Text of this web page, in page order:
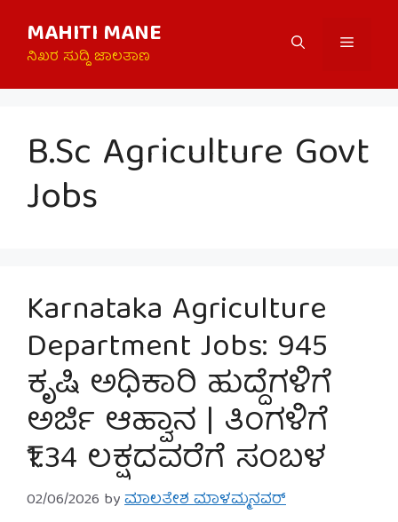
content
MAHITI MANE
ನಿಖರ ಸುದ್ದಿ ಜಾಲತಾಣ
Menu
B.Sc Agriculture Govt
Jobs
Karnataka Agriculture
Department Jobs: 945
ಕೃಷಿ ಅಧಿಕಾರಿ ಹುದ್ದೆಗಳಿಗೆ
ಅರ್ಜಿ ಆಹ್ವಾನ | ತಿಂಗಳಿಗೆ
₹1.34 ಲಕ್ಷದವರೆಗೆ ಸಂಬಳ
02/06/2026 byಮಾಲತೇಶ ಮಾಳಮ್ಮನವರ್